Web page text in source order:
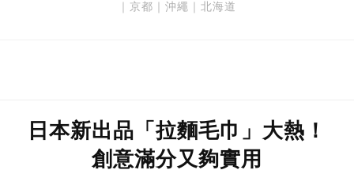
京都 沖繩 北海道
日本新出品「拉麵毛巾」大熱！
創意滿分又夠實用